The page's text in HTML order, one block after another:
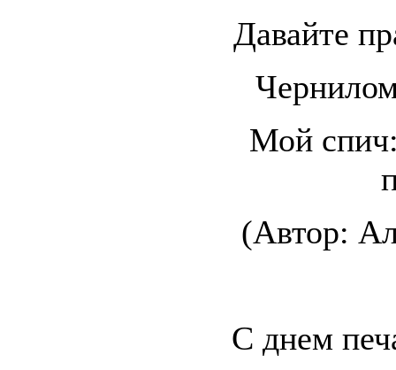
Давайте
Мой спич:
(Автор:
С днем